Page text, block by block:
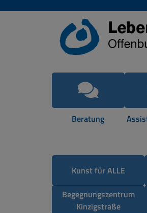
Beratung
Kunst für ALLE
Begegnungszentrum
Kinzigstraße